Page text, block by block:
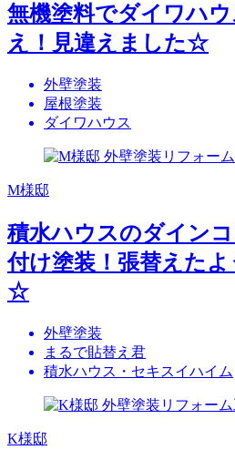
無機塗料でダイワハ
え！見違えました☆
外壁塗装
屋根塗装
ダイワハウス
M様邸
積水ハウスのダイン
付け塗装！張替えた
☆
外壁塗装
まるで貼替え君
積水ハウス・セキスイハイム
K様邸